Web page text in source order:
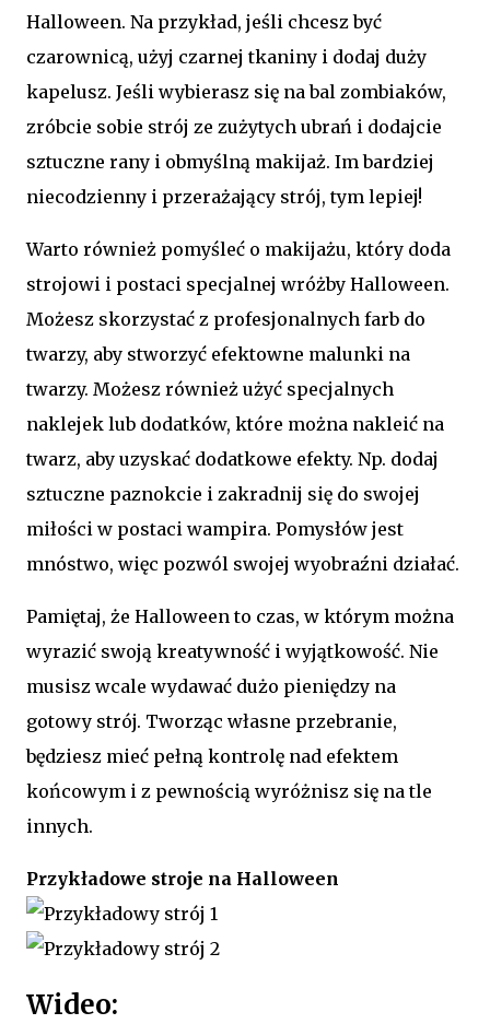
Halloween. Na przykład, jeśli chcesz być
czarownicą, użyj czarnej tkaniny i dodaj duży
kapelusz. Jeśli wybierasz się na bal zombiaków,
zróbcie sobie strój ze zużytych ubrań i dodajcie
sztuczne rany i obmyślną makijaż. Im bardziej
niecodzienny i przerażający strój, tym lepiej!
Warto również pomyśleć o makijażu, który doda
strojowi i postaci specjalnej wróżby Halloween.
Możesz skorzystać z profesjonalnych farb do
twarzy, aby stworzyć efektowne malunki na
twarzy. Możesz również użyć specjalnych
naklejek lub dodatków, które można nakleić na
twarz, aby uzyskać dodatkowe efekty. Np. dodaj
sztuczne paznokcie i zakradnij się do swojej
miłości w postaci wampira. Pomysłów jest
mnóstwo, więc pozwól swojej wyobraźni działać.
Pamiętaj, że Halloween to czas, w którym można
wyrazić swoją kreatywność i wyjątkowość. Nie
musisz wcale wydawać dużo pieniędzy na
gotowy strój. Tworząc własne przebranie,
będziesz mieć pełną kontrolę nad efektem
końcowym i z pewnością wyróżnisz się na tle
innych.
Przykładowe stroje na Halloween
Wideo: